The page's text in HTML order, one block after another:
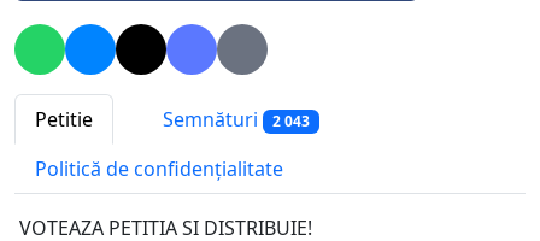
Petitie Semnături 2 043
Politică de confidențialitate
VOTEAZA PETITIA SI DISTRIBUIE!